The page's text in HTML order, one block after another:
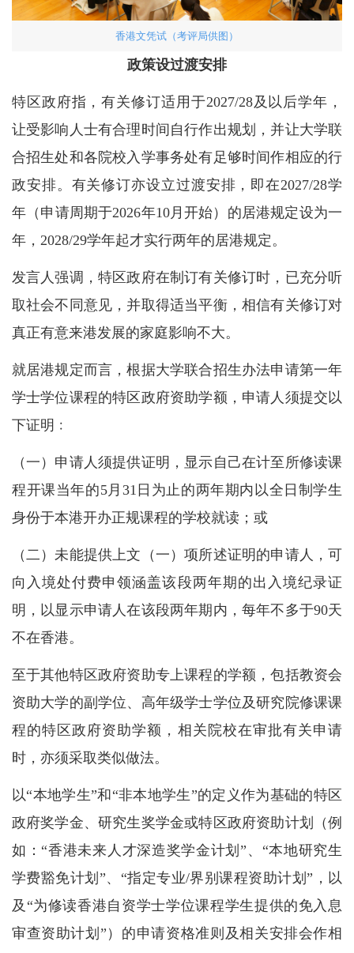
香港文凭试（考评局供图）
政策设过渡安排
特区政府指，有关修订适用于2027/28及以后学年，
让受影响人士有合理时间自行作出规划，并让大学联
合招生处和各院校入学事务处有足够时间作相应的行
政安排。有关修订亦设立过渡安排，即在2027/28学
年（申请周期于2026年10月开始）的居港规定设为一
年，2028/29学年起才实行两年的居港规定。
发言人强调，特区政府在制订有关修订时，已充分听
取社会不同意见，并取得适当平衡，相信有关修订对
真正有意来港发展的家庭影响不大。
就居港规定而言，根据大学联合招生办法申请第一年
学士学位课程的特区政府资助学额，申请人须提交以
下证明﹕
（一）申请人须提供证明，显示自己在计至所修读课
程开课当年的5月31日为止的两年期内以全日制学生
身份于本港开办正规课程的学校就读；或
（二）未能提供上文（一）项所述证明的申请人，可
向入境处付费申领涵盖该段两年期的出入境纪录证
明，以显示申请人在该段两年期内，每年不多于90天
不在香港。
至于其他特区政府资助专上课程的学额，包括教资会
资助大学的副学位、高年级学士学位及研究院修课课
程的特区政府资助学额，相关院校在审批有关申请
时，亦须采取类似做法。
以“本地学生”和“非本地学生”的定义作为基础的特区
政府奖学金、研究生奖学金或特区政府资助计划（例
如：“香港未来人才深造奖学金计划”、“本地研究生
学费豁免计划”、“指定专业/界别课程资助计划”，以
及“为修读香港自资学士学位课程学生提供的免入息
审查资助计划”）的申请资格准则及相关安排会作相